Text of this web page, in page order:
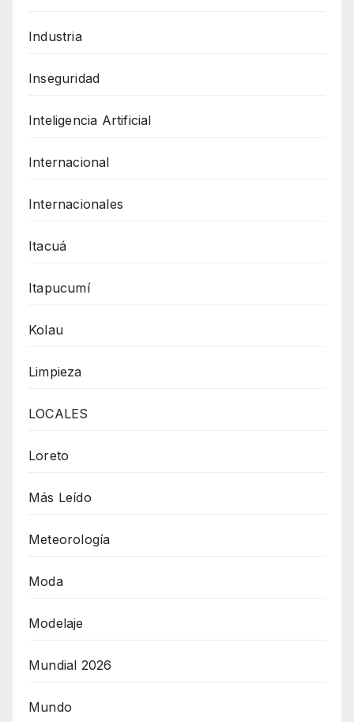
Industria
Inseguridad
Inteligencia Artificial
Internacional
Internacionales
Itacuá
Itapucumí
Kolau
Limpieza
LOCALES
Loreto
Más Leído
Meteorología
Moda
Modelaje
Mundial 2026
Mundo